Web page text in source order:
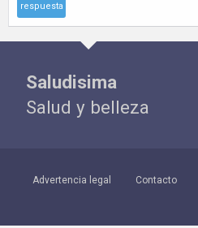
respuesta
Saludisima
Salud y belleza
Advertencia legal Contacto